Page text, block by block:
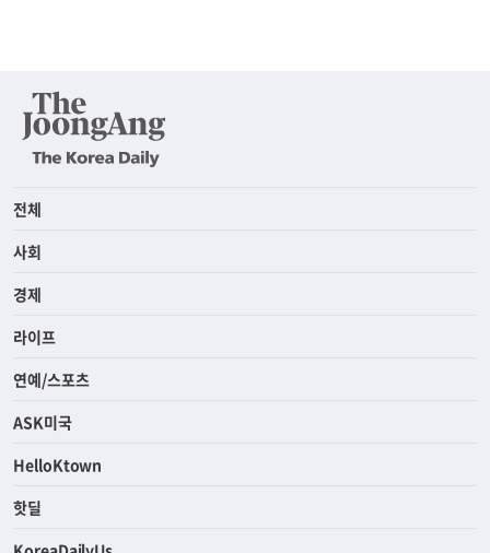
전체
사회
경제
라이프
연예/스포츠
ASK미국
HelloKtown
핫딜